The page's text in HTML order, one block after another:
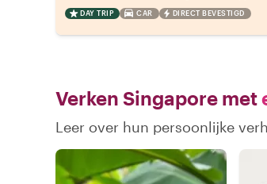
DAY TRIP CAR DIRECT BEVESTIGD
Verken Singapore met
Leer over hun persoonlijke